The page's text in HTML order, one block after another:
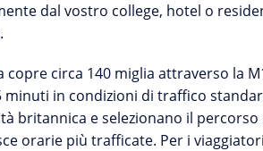
dal vostro college, hotel o
copre circa 140 miglia attraverso la
minuti in condizioni di traffico
britannica e selezionano il
orarie più trafficate. Per i